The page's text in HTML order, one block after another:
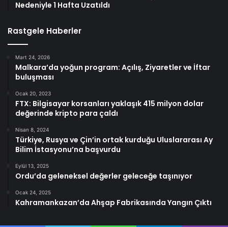
Nedeniyle 1 Hafta Uzatıldı
Rastgele Haberler
Mart 24, 2026
Malkara’da yoğun program: Açılış, Ziyaretler ve İftar
buluşması
Ocak 20, 2023
FTX: Bilgisayar korsanları yaklaşık 415 milyon dolar
değerinde kripto para çaldı
Nisan 8, 2024
Türkiye, Rusya ve Çin’in ortak kurduğu Uluslararası Ay
Bilim İstasyonu’na başvurdu
Eylül 13, 2025
Ordu’da geleneksel değerler geleceğe taşınıyor
Ocak 24, 2025
Kahramankazan’da Ahşap Fabrikasında Yangın Çıktı